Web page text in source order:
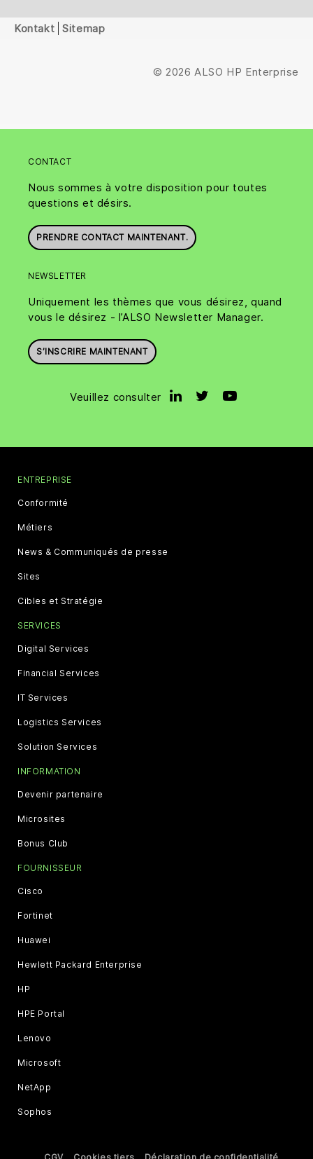
Kontakt Sitemap
© 2026 ALSO HP Enterprise
CONTACT
Nous sommes à votre disposition pour toutes
questions et désirs.
PRENDRE CONTACT MAINTENANT.
NEWSLETTER
Uniquement les thèmes que vous désirez, quand
vous le désirez - l’ALSO Newsletter Manager.
S’INSCRIRE MAINTENANT
Veuillez consulter
ENTREPRISE
Conformité
Métiers
News & Communiqués de presse
Sites
Cibles et Stratégie
SERVICES
Digital Services
Financial Services
IT Services
Logistics Services
Solution Services
INFORMATION
Devenir partenaire
Microsites
Bonus Club
FOURNISSEUR
Cisco
Fortinet
Huawei
Hewlett Packard Enterprise
HP
HPE Portal
Lenovo
Microsoft
NetApp
Sophos